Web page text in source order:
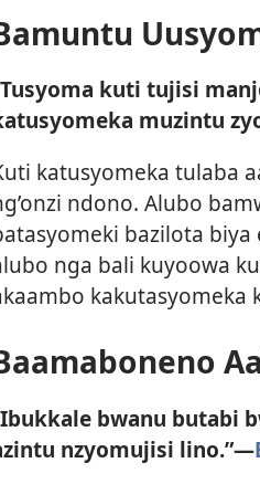
kuti tujisi
muzintu
katusyomeka tulaba
ndono. Alubo
bazilota biya
nga bali kuyoowa
kakutasyomeka
bwanu butabi
nzyomujisi lino.”—